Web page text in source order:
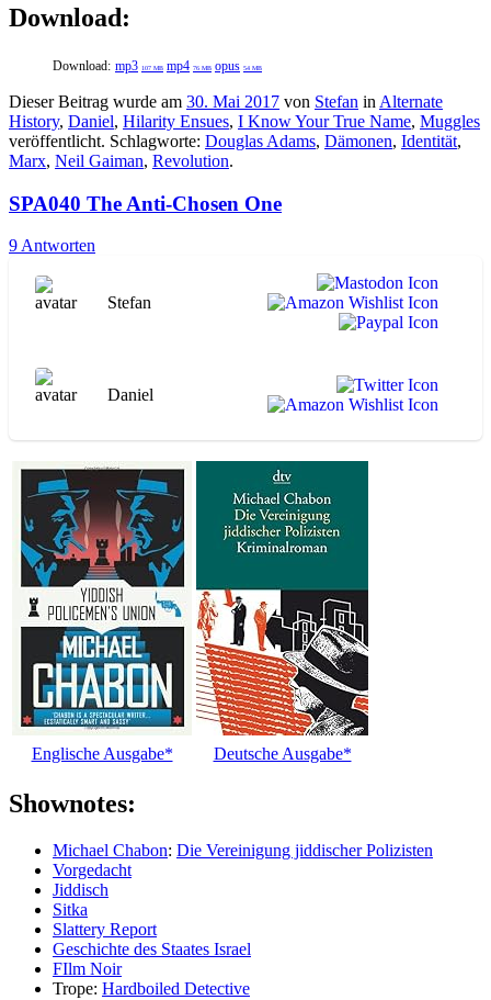
Download:
Download: mp3 107 MB mp4 76 MB opus 54 MB
Dieser Beitrag wurde am 30. Mai 2017 von Stefan in Alternate
History, Daniel, Hilarity Ensues, I Know Your True Name, Muggles
veröffentlicht. Schlagworte: Douglas Adams, Dämonen, Identität,
Marx, Neil Gaiman, Revolution.
SPA040 The Anti-Chosen One
9 Antworten
Stefan
Daniel
Englische Ausgabe* Deutsche Ausgabe*
Shownotes:
Michael Chabon: Die Vereinigung jiddischer Polizisten
Vorgedacht
Jiddisch
Sitka
Slattery Report
Geschichte des Staates Israel
FIlm Noir
Trope: Hardboiled Detective